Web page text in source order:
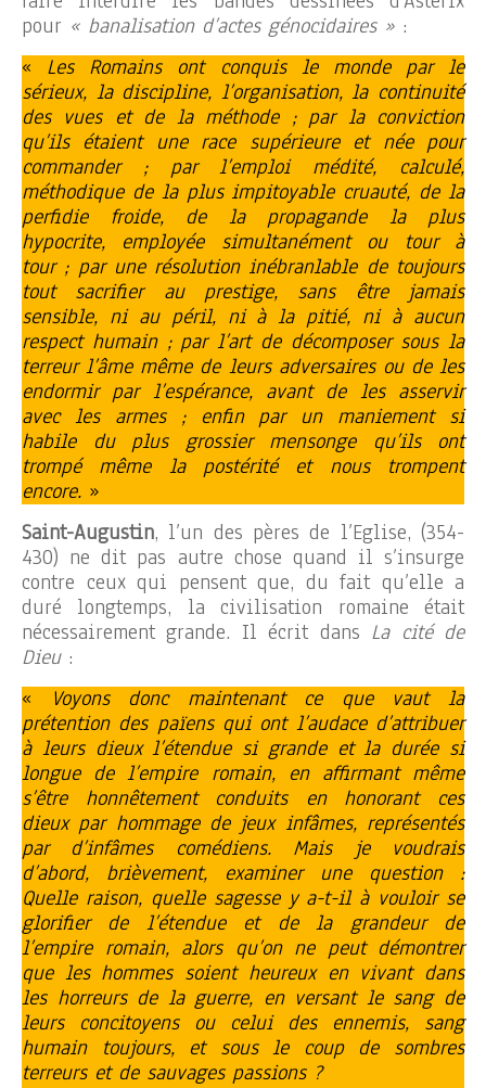
pour « banalisation d’actes génocidaires » :
« Les Romains ont conquis le monde par le
sérieux, la discipline, l’organisation, la continuité
des vues et de la méthode ; par la conviction
qu’ils étaient une race supérieure et née pour
commander ; par l’emploi médité, calculé,
méthodique de la plus impitoyable cruauté, de la
perfidie froide, de la propagande la plus
hypocrite, employée simultanément ou tour à
tour ; par une résolution inébranlable de toujours
tout sacrifier au prestige, sans être jamais
sensible, ni au péril, ni à la pitié, ni à aucun
respect humain ; par l’art de décomposer sous la
terreur l’âme même de leurs adversaires ou de les
endormir par l’espérance, avant de les asservir
avec les armes ; enfin par un maniement si
habile du plus grossier mensonge qu’ils ont
trompé même la postérité et nous trompent
encore. »
Saint-Augustin, l’un des pères de l’Eglise, (354-
430) ne dit pas autre chose quand il s’insurge
contre ceux qui pensent que, du fait qu’elle a
duré longtemps, la civilisation romaine était
nécessairement grande. Il écrit dans La cité de
Dieu:
«
Voyons donc maintenant ce que vaut la
prétention des païens qui ont l’audace d’attribuer
à leurs dieux l’étendue si grande et la durée si
longue de l’empire romain, en affirmant même
s’être honnêtement conduits en honorant ces
dieux par hommage de jeux infâmes, représentés
par d’infâmes comédiens. Mais je voudrais
d’abord, brièvement, examiner une question :
Quelle raison, quelle sagesse y a-t-il à vouloir se
glorifier de l’étendue et de la grandeur de
l’empire romain, alors qu’on ne peut démontrer
que les hommes soient heureux en vivant dans
les horreurs de la guerre, en versant le sang de
leurs concitoyens ou celui des ennemis, sang
humain toujours, et sous le coup de sombres
terreurs et de sauvages passions ?